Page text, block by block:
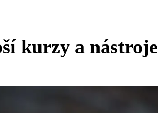
kurzy a nástroje